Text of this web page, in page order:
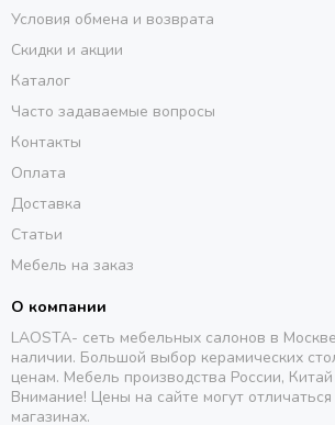
Условия обмена и возврата
Скидки и акции
Каталог
Часто задаваемые вопросы
Контакты
Оплата
Доставка
Статьи
Мебель на заказ
О компании
LAOSTA- сеть мебельных салонов в
наличии. Большой выбор керамических
ценам. Мебель производства России, Китай
Внимание! Цены на сайте могут
магазинах.